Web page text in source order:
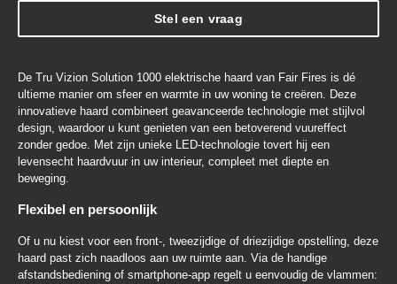
Stel een vraag
De Tru Vizion Solution 1000 elektrische haard van Fair Fires is dé
ultieme manier om sfeer en warmte in uw woning te creëren. Deze
innovatieve haard combineert geavanceerde technologie met stijlvol
design, waardoor u kunt genieten van een betoverend vuureffect
zonder gedoe. Met zijn unieke LED-technologie tovert hij een
levensecht haardvuur in uw interieur, compleet met diepte en
beweging.
Flexibel en persoonlijk
Of u nu kiest voor een front-, tweezijdige of driezijdige opstelling, deze
haard past zich naadloos aan uw ruimte aan. Via de handige
afstandsbediening of smartphone-app regelt u eenvoudig de vlammen: